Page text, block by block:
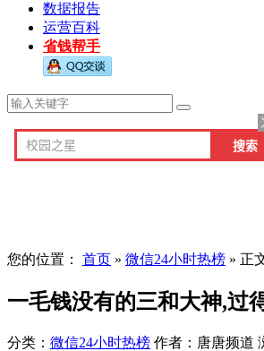
数据报告
运营百科
省钱帮手
您的位置： 首页 » 微信24小时热榜 » 正
一毛钱没有的三和大神,过
分类： 微信24小时热榜 作者：唐唐频道